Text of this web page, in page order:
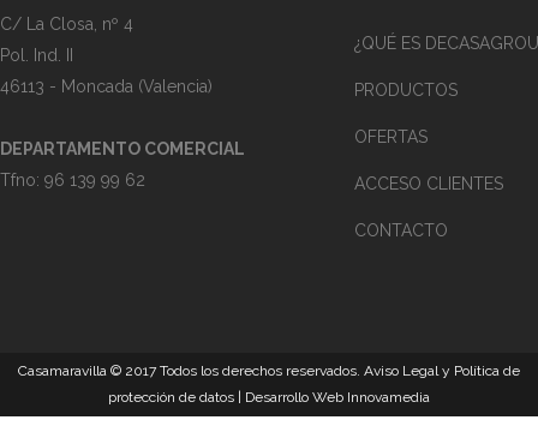
C/ La Closa, nº 4
Pol. Ind. II
46113 - Moncada (Valencia)
DEPARTAMENTO COMERCIAL
Tfno: 96 139 99 62
¿QUÉ ES
PRODUCTOS
OFERTAS
ACCESO CLIENTES
CONTACTO
Casamaravilla © 2017 Todos los derechos reservados. Aviso Legaly Política de
protección de datos | Desarrollo Web Innovamedia